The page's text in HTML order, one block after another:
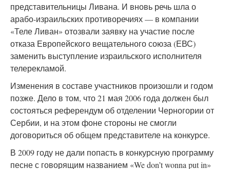
представительницы Ливана. И вновь речь шла о
арабо-израильских противоречиях — в компании
«Теле Ливан» отозвали заявку на участие после
отказа Европейского вещательного союза (ЕВС)
заменить выступление израильского исполнителя
телерекламой.
Изменения в составе участников произошли и годом
позже. Дело в том, что 21 мая 2006 года должен был
состояться референдум об отделении Черногории от
Сербии, и на этом фоне стороны не смогли
договориться об общем представителе на конкурсе.
В 2009 году не дали попасть в конкурсную программу
песне с говорящим названием «We don’t wonna put in»